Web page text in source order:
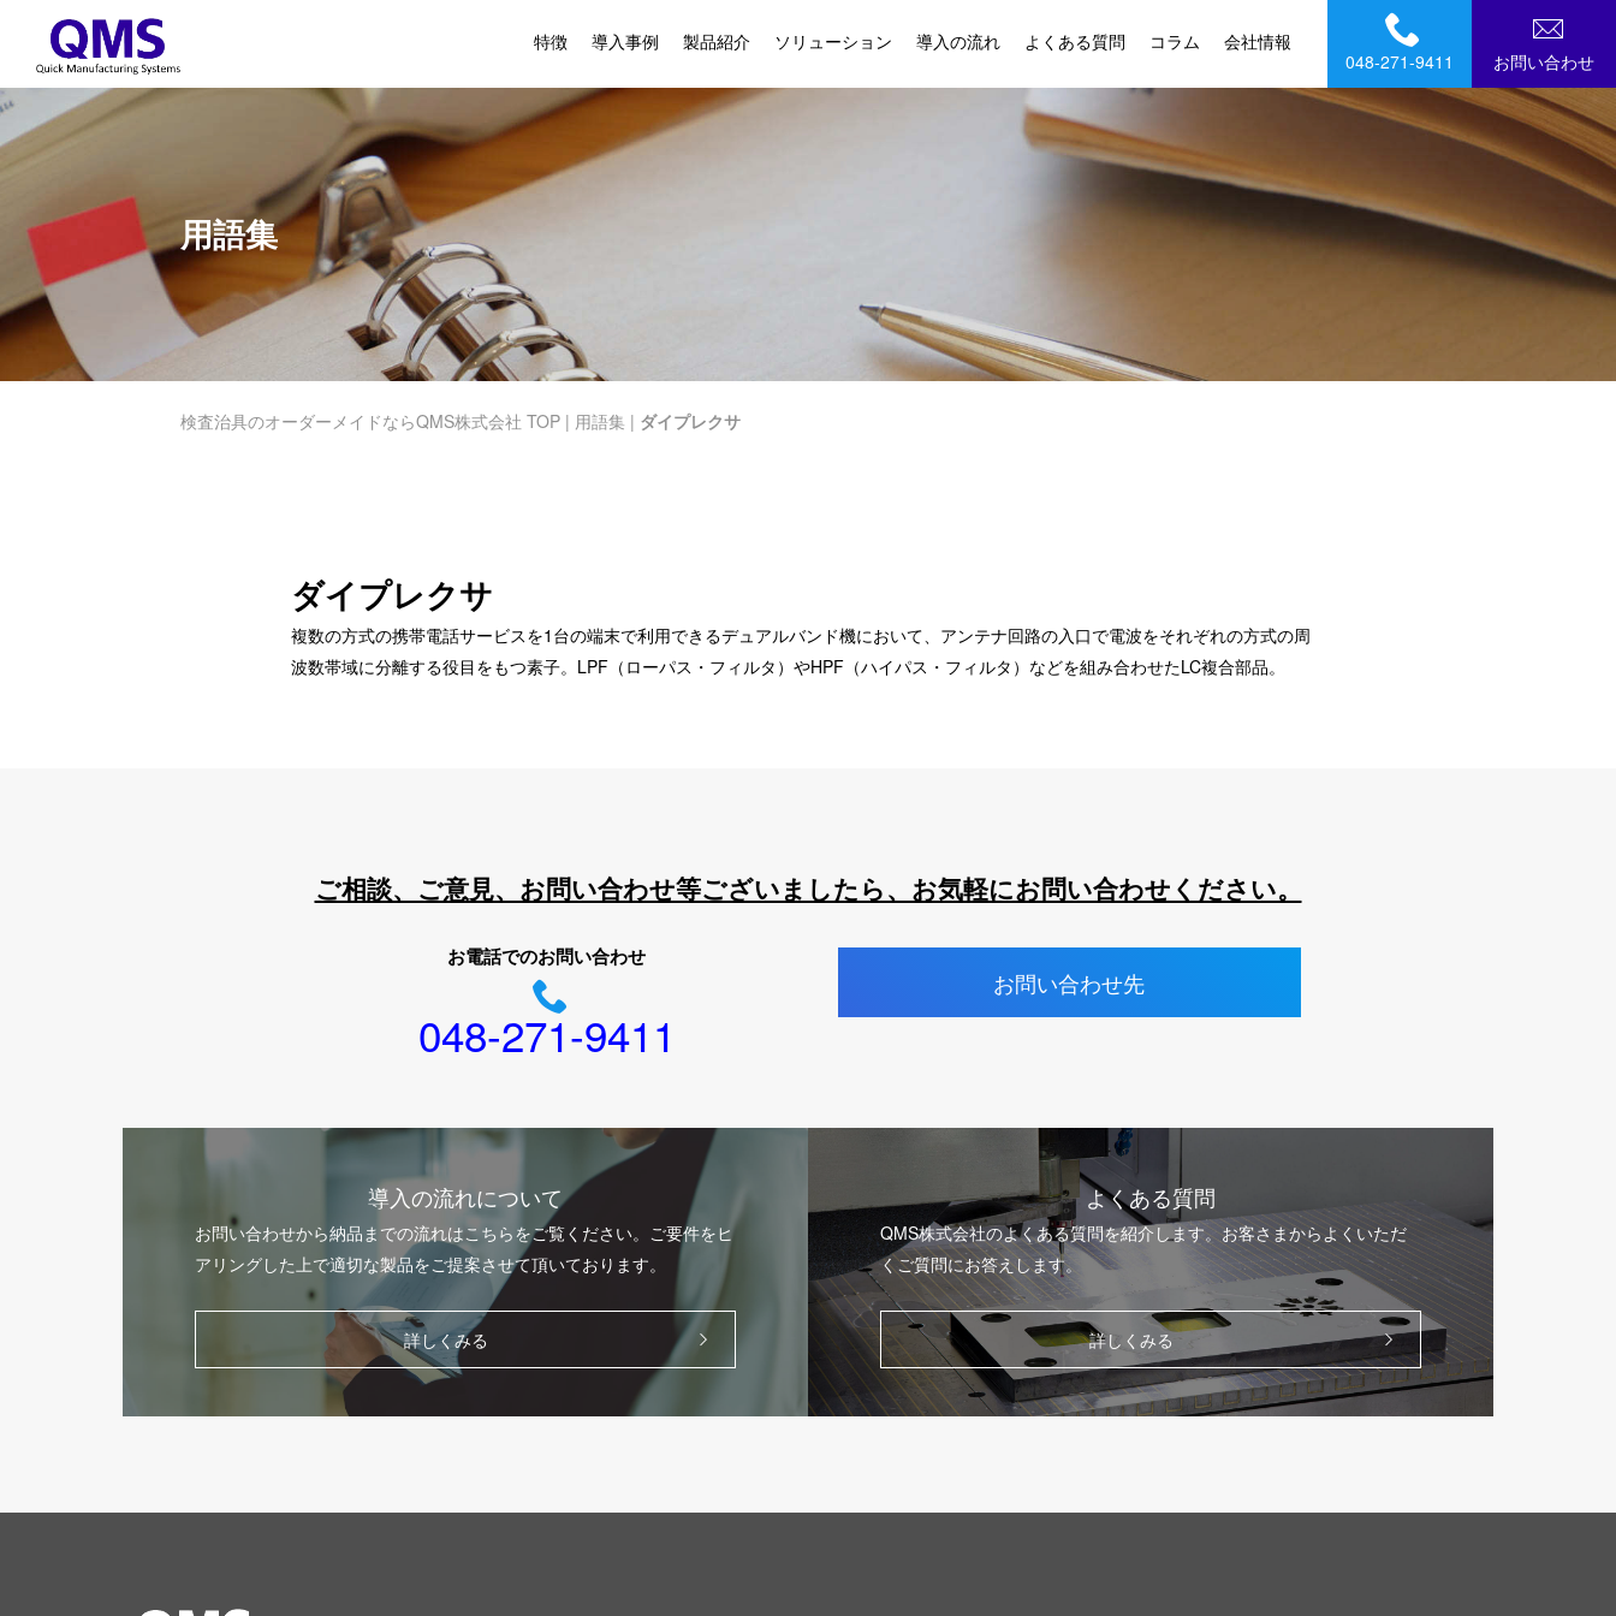
特徴 導入事例 製品紹介 ソリューション 導入の流れ よくある質問 コラム
会社情報
048-271-9411
お問い合わせ
用語集
検査治具のオーダーメイドならQMS株式会社 TOP | 用語集 | ダイプレクサ
ダイプレクサ
複数の方式の携帯電話サービスを1台の端末で利用できるデュアルバンド機において、アンテナ回路の入口で電波をそれぞれの方式の周
波数帯域に分離する役目をもつ素子。LPF（ローパス・フィルタ）やHPF（ハイパス・フィルタ）などを組み合わせたLC複合部品。
ご相談、ご意見、お問い合わせ等ございましたら、お気軽にお問い合わせください。
お電話でのお問い合わせ
048-271-9411
お問い合わせ先
導入の流れについて
お問い合わせから納品までの流れはこちらをご覧ください。ご要件をヒ
アリングした上で適切な製品をご提案させて頂いております。
詳しくみる
よくある質問
QMS株式会社のよくある質問を紹介します。お客さまからよくいただ
くご質問にお答えします。
詳しくみる